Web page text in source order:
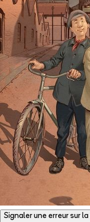
Signaler une erreur sur la